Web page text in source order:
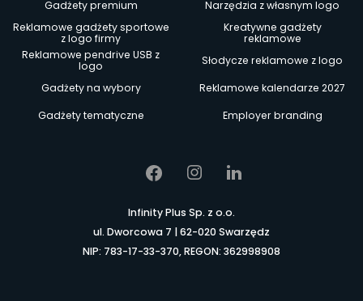
Gadżety premium
Narzędzia z własnym logo
Reklamowe gadżety sportowe
z logo firmy
Kreatywne gadżety
reklamowe
Reklamowe pendrive USB z
logo
Słodycze reklamowe z logo
Gadżety na wybory
Reklamowe kalendarze 2027
Gadżety tematyczne
Employer branding
Infinity Plus Sp. z o.o.
ul. Dworcowa 7 | 62-020 Swarzędz
NIP: 783-17-33-370, REGON: 362998908